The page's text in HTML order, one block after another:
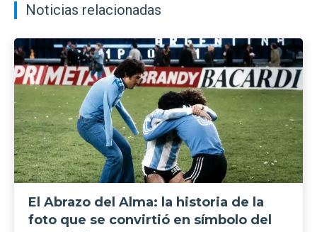
Noticias relacionadas
El Abrazo del Alma: la historia de la
foto que se convirtió en símbolo del